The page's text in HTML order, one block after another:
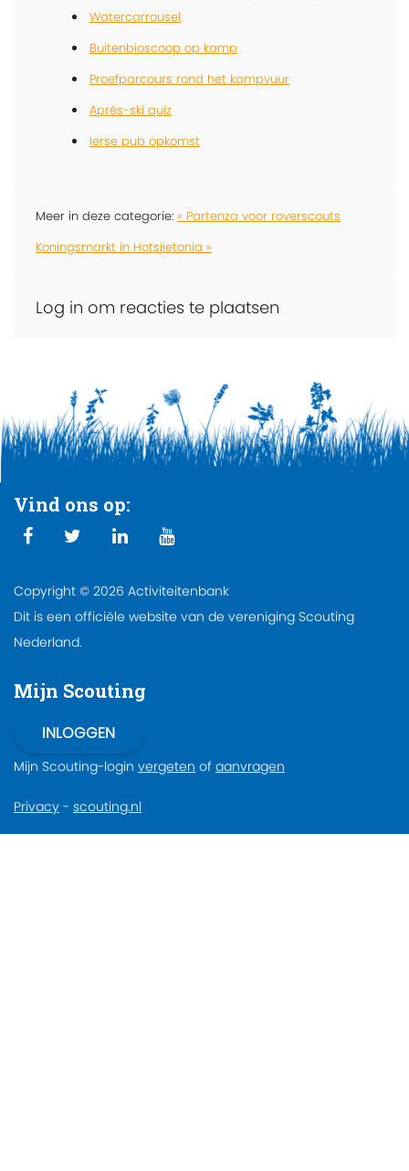
Watercarrousel
Buitenbioscoop op kamp
Proefparcours rond het kampvuur
Après-ski quiz
Ierse pub opkomst
Meer in deze categorie: « Partenza voor roverscouts
Koningsmarkt in Hotsjietonia »
Log in om reacties te plaatsen
Vind ons op:
Copyright © 2026 Activiteitenbank
Dit is een officiële website van de vereniging Scouting
Nederland.
Mijn Scouting
Mijn Scouting-login vergeten of aanvragen
Privacy - scouting.nl